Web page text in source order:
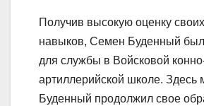
Получив высокую оценку
навыков, Семен Буденный
для службы в Войсковой
артиллерийской школе. Здесь
Буденный продолжил свое